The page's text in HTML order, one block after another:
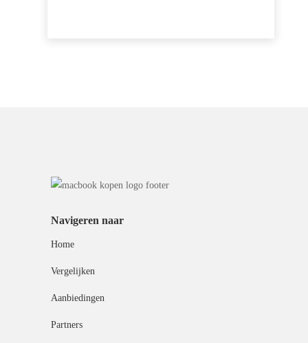
Navigeren naar
Home
Vergelijken
Aanbiedingen
Partners